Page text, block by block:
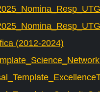
(2012-2024)